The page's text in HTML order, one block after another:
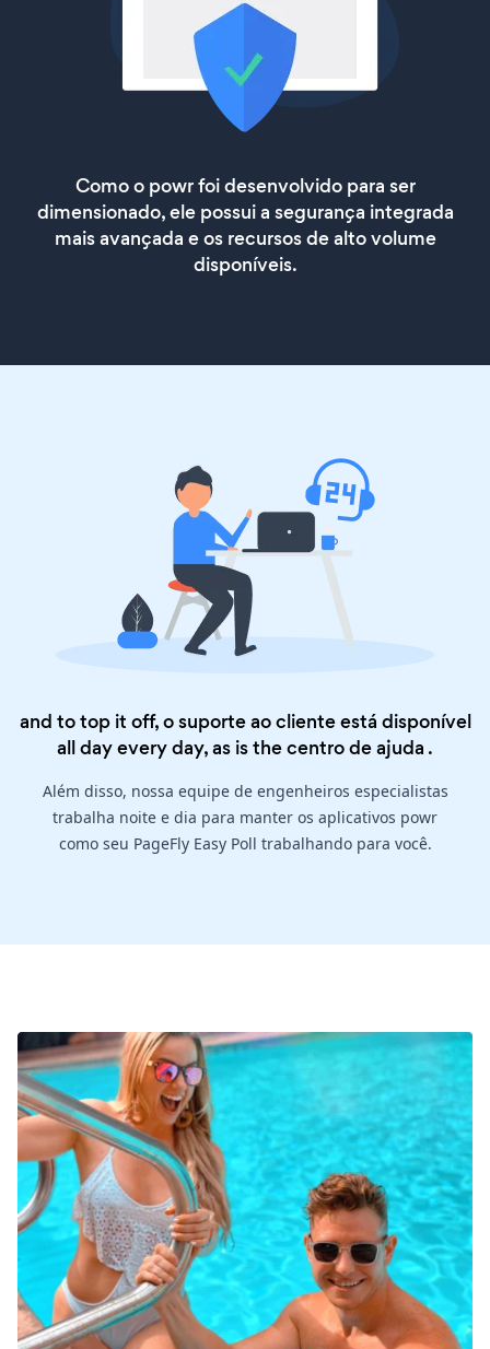
Como o powr foi desenvolvido para ser
dimensionado, ele possui a segurança integrada
mais avançada e os recursos de alto volume
disponíveis.
and to top it off, o suporte ao cliente está disponível
all day every day, as is thecentro de ajuda .
Além disso, nossa equipe de engenheiros especialistas
trabalha noite e dia para manter os aplicativos powr
como seu PageFly Easy Poll trabalhando para você.